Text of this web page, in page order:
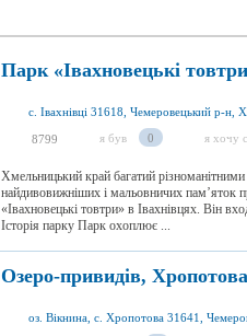
Парк «Івахновецькі
8799 я був 0 я хочу
Хмельницький край багатий
найдивовижніших і мальовничих пам’яток
«Івахновецькі товтри» в Івахнівцях. Він
Історія парку Парк охоплює ...
Озеро-привидів, Хропотова